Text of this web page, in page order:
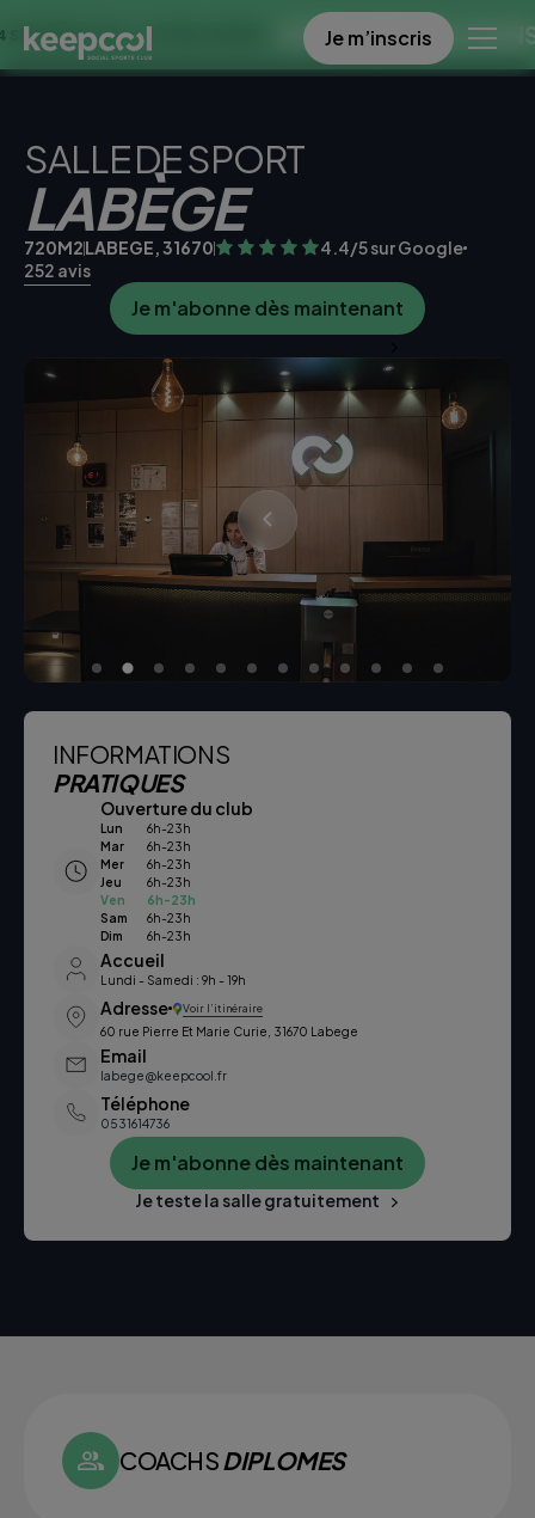
0€ << OFFRE LIMITÉE ☀️ OFFRE SPECIALE DANS CE
Je m’inscris
SALLE DE SPORT
LABÈGE
720M2LABEGE, 31670
4.4/5 sur Google
252 avis
Je m'abonne dès maintenant
INFORMATIONS
PRATIQUES
Ouverture du club
Lun
6h-23h
Mar
6h-23h
Mer
6h-23h
Jeu
6h-23h
Ven
6h-23h
Sam
6h-23h
Dim
6h-23h
Accueil
Lundi - Samedi : 9h - 19h
Adresse Voir l’itinéraire
60 rue Pierre Et Marie Curie, 31670 Labege
Email
labege@keepcool.fr
Téléphone
0531614736
Je m'abonne dès maintenant
Je teste la salle gratuitement
COACHSDIPLOMES